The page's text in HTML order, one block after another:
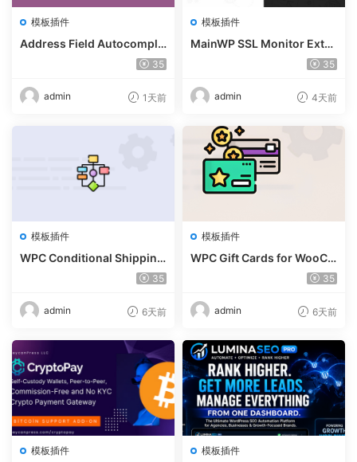
模板插件
Address Field Autocomple
te For WooCommerce v1.3.
35
admin 1天前
模板插件
MainWP SSL Monitor Exte
35
admin 4天前
模板插件
WPC Conditional Shipping
& Payments (Premium) v1.
35
admin 6天前
模板插件
WPC Gift Cards for WooCo
mmerce (Premium) v1.0.235
admin 6天前
模板插件 模板插件